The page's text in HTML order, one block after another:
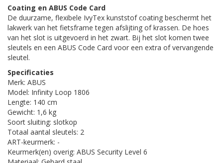
Coating en ABUS Code Card
De duurzame, flexibele IvyTex kunststof coating beschermt het
lakwerk van het fietsframe tegen afslijting of krassen. De hoes
van het slot is uitgevoerd in het zwart. Bij het slot komen twee
sleutels en een ABUS Code Card voor een extra of vervangende
sleutel.
Specificaties
Merk: ABUS
Model: Infinity Loop 1806
Lengte: 140 cm
Gewicht: 1,6 kg
Soort sluiting: slotkop
Totaal aantal sleutels: 2
ART-keurmerk: -
Keurmerk(en) overig: ABUS Security Level 6